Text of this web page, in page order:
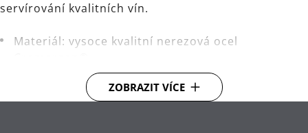
servírování kvalitních vín.
Materiál: vysoce kvalitní nerezová ocel
Čištění: lze mýt v myčce.
ZOBRAZIT VÍCE